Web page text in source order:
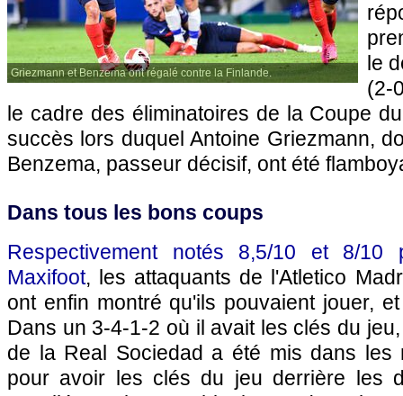
Griezmann et Benzema ont régalé contre la Finlande.
le
(2-
le cadre des éliminatoires de la Coupe
succès lors duquel Antoine Griezmann,
Benzema, passeur décisif, ont été
Dans tous les bons coups
Respectivement notés 8,5/10 et 8/
Maxifoot, les attaquants de l'Atletico
ont enfin montré qu'ils pouvaient jouer,
Dans un 3-4-1-2 où il avait les clés du
de la Real Sociedad a été mis dans les
pour avoir les clés du jeu derrière les